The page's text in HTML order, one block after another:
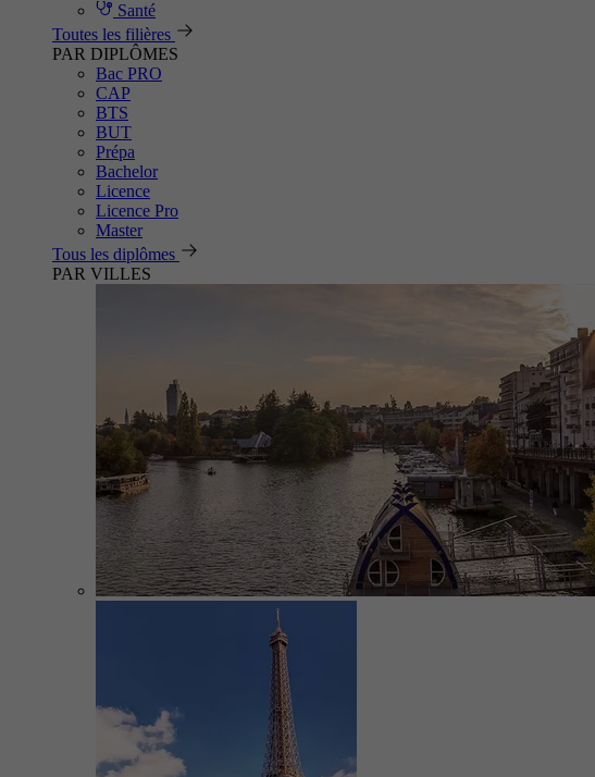
Santé
Toutes les filières
PAR DIPLÔMES
Bac PRO
CAP
BTS
BUT
Prépa
Bachelor
Licence
Licence Pro
Master
Tous les diplômes
PAR VILLES